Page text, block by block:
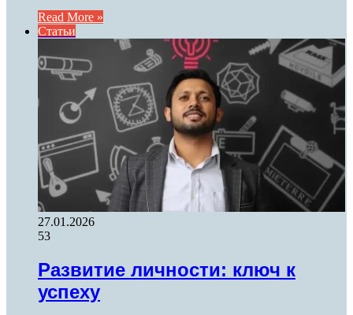
Read More »
Статьи
27.01.2026
53
Развитие личности: ключ к
успеху